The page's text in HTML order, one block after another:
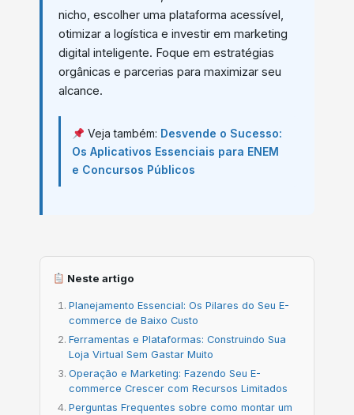
nicho, escolher uma plataforma acessível,
otimizar a logística e investir em marketing
digital inteligente. Foque em estratégias
orgânicas e parcerias para maximizar seu
alcance.
Veja também: Desvende o Sucesso:
Os Aplicativos Essenciais para ENEM
e Concursos Públicos
Neste artigo
Planejamento Essencial: Os Pilares do Seu E-
commerce de Baixo Custo
Ferramentas e Plataformas: Construindo Sua
Loja Virtual Sem Gastar Muito
Operação e Marketing: Fazendo Seu E-
commerce Crescer com Recursos Limitados
Perguntas Frequentes sobre como montar um